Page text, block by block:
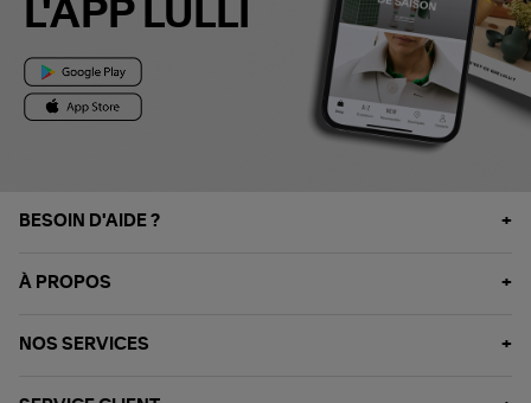
L'APP LULLI
BESOIN D'AIDE ?
À PROPOS
NOS SERVICES